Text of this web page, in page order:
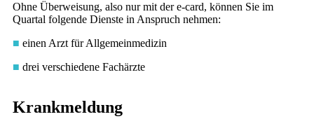
Ohne Überweisung, also nur mit der e-card, können Sie im
Quartal folgende Dienste in Anspruch nehmen:
■ einen Arzt für Allgemeinmedizin
■ drei verschiedene Fachärzte
Krankmeldung